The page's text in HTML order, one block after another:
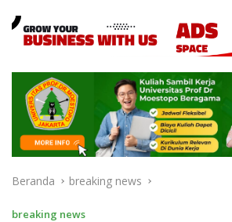
Beranda breaking news
breaking news